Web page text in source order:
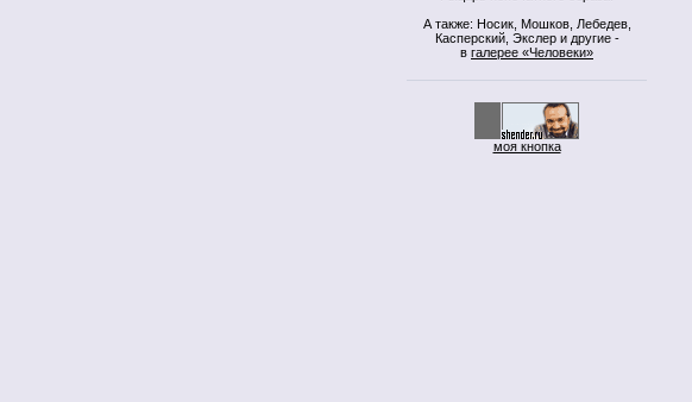
А также: Носик, Мошков, Лебедев,
Касперский, Экслер и другие -
в галерее «Человеки»
моя кнопка